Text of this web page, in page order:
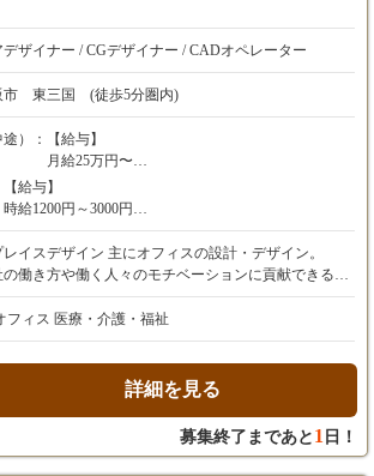
ザイナー / CGデザイナー / CADオペレーター
市 東三国 (徒歩5分圏内)
）：
【給与】
月給25万円〜
※経験・スキルを考慮の上、決定します。
残業代は、別途全額支給します！
資格手当あり
・賞与：年1回（12月）
【試用期間】
試用期間：2ヵ月間（本採用時と概ね条件変更
【給与】
時給1200円～3000円
※経験・スキルを考慮の上、決定します。
深夜時給：22:00〜翌5:00の間は、基本時給の25％分を
割増して支給します。
【残業代】
1日8時間、または週40時間を超える勤務については、
時給を25％割増して全額支給します。
イスデザイン 主にオフィスの設計・デザイン。
働き方や働く人々のモチベーションに貢献できるよ
くるお仕事です。 ＊初めは、図面の作成やインテリ
助業務からお願いしたいと思います。 ②CGパー
内で設計したデザインや取引先の大手メーカーや設計
頼を受け、CG制作を行うお仕事です。CGは画像だ
やウォークスルー動画等も作成しています。 また
AIを使った最新技術の導入を進めています。 ＊専門的
った業務になりますが、未経験でも興味とやる気があ
フィス 医療・介護・福祉
詳細を見る
募集終了まであと 1 日！